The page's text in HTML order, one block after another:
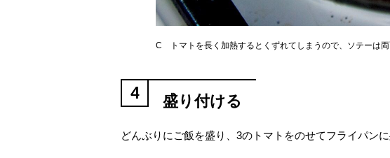
C トマトを長く加熱するとくずれてしまうので、ソテーは両
4 盛り付ける
どんぶりにご飯を盛り、3のトマトをのせてフライパン